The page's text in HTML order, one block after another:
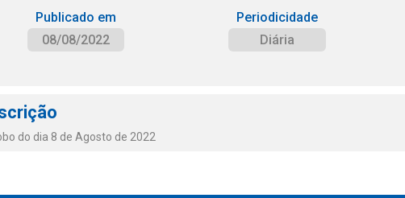
Publicado em
08/08/2022
Periodicidade
Diária
do dia 8 de Agosto de 2022